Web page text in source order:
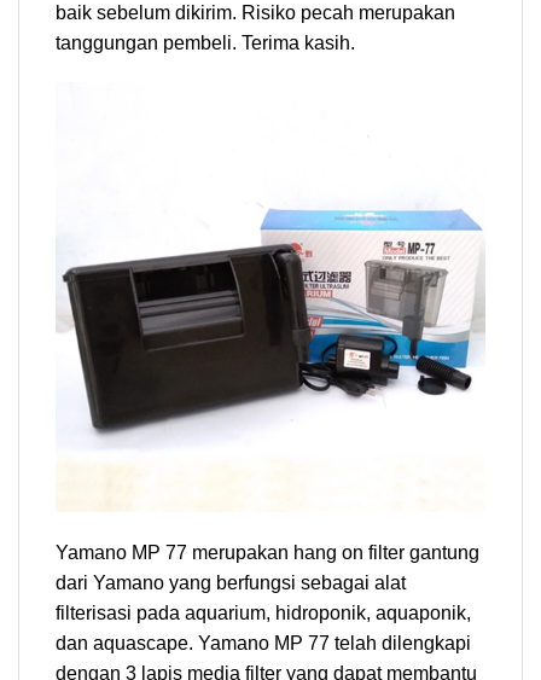
baik sebelum dikirim. Risiko pecah merupakan
tanggungan pembeli. Terima kasih.
Yamano MP 77 merupakan hang on filter gantung
dari Yamano yang berfungsi sebagai alat
filterisasi pada aquarium, hidroponik, aquaponik,
dan aquascape. Yamano MP 77 telah dilengkapi
dengan 3 lapis media filter yang dapat membantu